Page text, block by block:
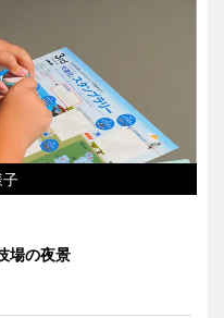
子
場の夜景